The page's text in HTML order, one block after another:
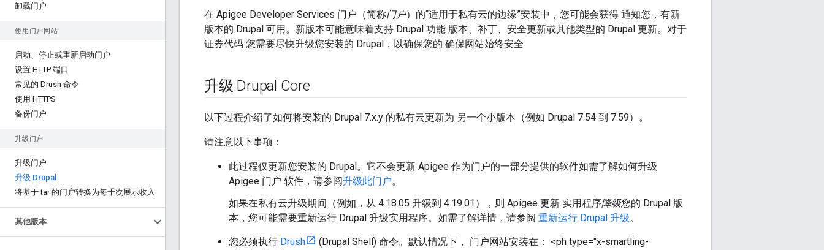
卸载门户
使用门户网站
启动、停止或重新启动门户
设置 HTTP 端口
常见的 Drush 命令
使用 HTTPS
备份门户
升级门户
升级门户
升级 Drupal
将基于 tar 的门户转换为每千次展示收入
其他版本
在 Apigee Developer Services 门户（简称门户）的“适用于私有云的边缘”安装中，您可能会获得 通知您，有新
版本的 Drupal 可用。新版本可能意味着支持 Drupal 功能 版本、补丁、安全更新或其他类型的 Drupal 更新。对于
证券代码 您需要尽快升级您安装的 Drupal，以确保您的 确保网站始终安全
升级 Drupal Core
以下过程介绍了如何将安装的 Drupal 7.x.y 的私有云更新为 另一个小版本（例如 Drupal 7.54 到 7.59）。
请注意以下事项：
此过程仅更新您安装的 Drupal。它不会更新 Apigee 作为门户的一部分提供的软件如需了解如何升级
Apigee 门户 软件，请参阅升级此门户。
如果在私有云升级期间（例如，从 4.18.05 升级到 4.19.01），则 Apigee 更新 实用程序降级您的 Drupal 版
本，您可能需要重新运行 Drupal 升级实用程序。如需了解详情，请参阅 重新运行 Drupal 升级。
您必须执行 Drush
(Drupal Shell) 命令。默认情况下， 门户网站安装在： <ph type="x-smartling-